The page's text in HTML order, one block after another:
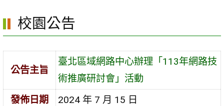
容
區
校園公告
公告主旨
臺北區域網路中心辦理「113年網路技
術推廣研討會」活動
發佈日期
2024 年 7 月 15 日